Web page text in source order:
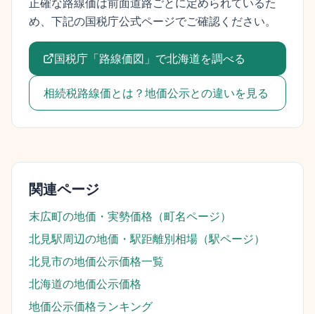
正確な路線価は前面道路ごとに定められているた
め、下記の国税庁公式ページでご確認ください。
国税庁「路線価図」で北海道を調べる
相続税路線価とは？地価公示との違いを見る
関連ページ
末広町の地価・実勢価格（町名ページ）
北見駅周辺の地価・駅距離別相場（駅ページ）
北見市の地価公示価格一覧
北海道の地価公示価格
地価公示価格ランキング